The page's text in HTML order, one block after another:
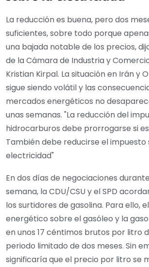
La reducción es buena, pero dos
suficientes, sobre todo porque
una bajada notable de los precios,
de la Cámara de Industria y
Kristian Kirpal. La situación en Irán y
sigue siendo volátil y las
mercados energéticos no
unas semanas. "La reducción del
hidrocarburos debe prorrogarse si
También debe reducirse el impuesto
electricidad"
En dos días de negociaciones
semana, la CDU/CSU y el SPD
los surtidores de gasolina. Para ello,
energético sobre el gasóleo y la
en unos 17 céntimos brutos por litro
periodo limitado de dos meses. Sin
significaría que el precio por litro se